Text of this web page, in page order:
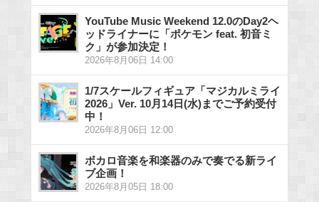
YouTube Music Weekend 12.0のDay2ヘ
ッドライナーに「ポケモン feat. 初音ミ
ク」が参加決定！
2026年8月06日 14:00
1/7スケールフィギュア「マジカルミライ
2026」Ver. 10月14日(水)までご予約受付
中！
2026年8月06日 12:00
ボカロ音楽を和楽器のみで奏でる新ライ
ブ企画！
2026年8月05日 18:00